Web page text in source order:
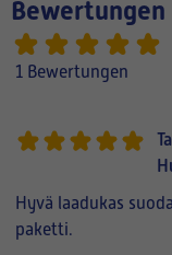
Bewertungen
1 Bewertungen
Hyvä laadukas
paketti.